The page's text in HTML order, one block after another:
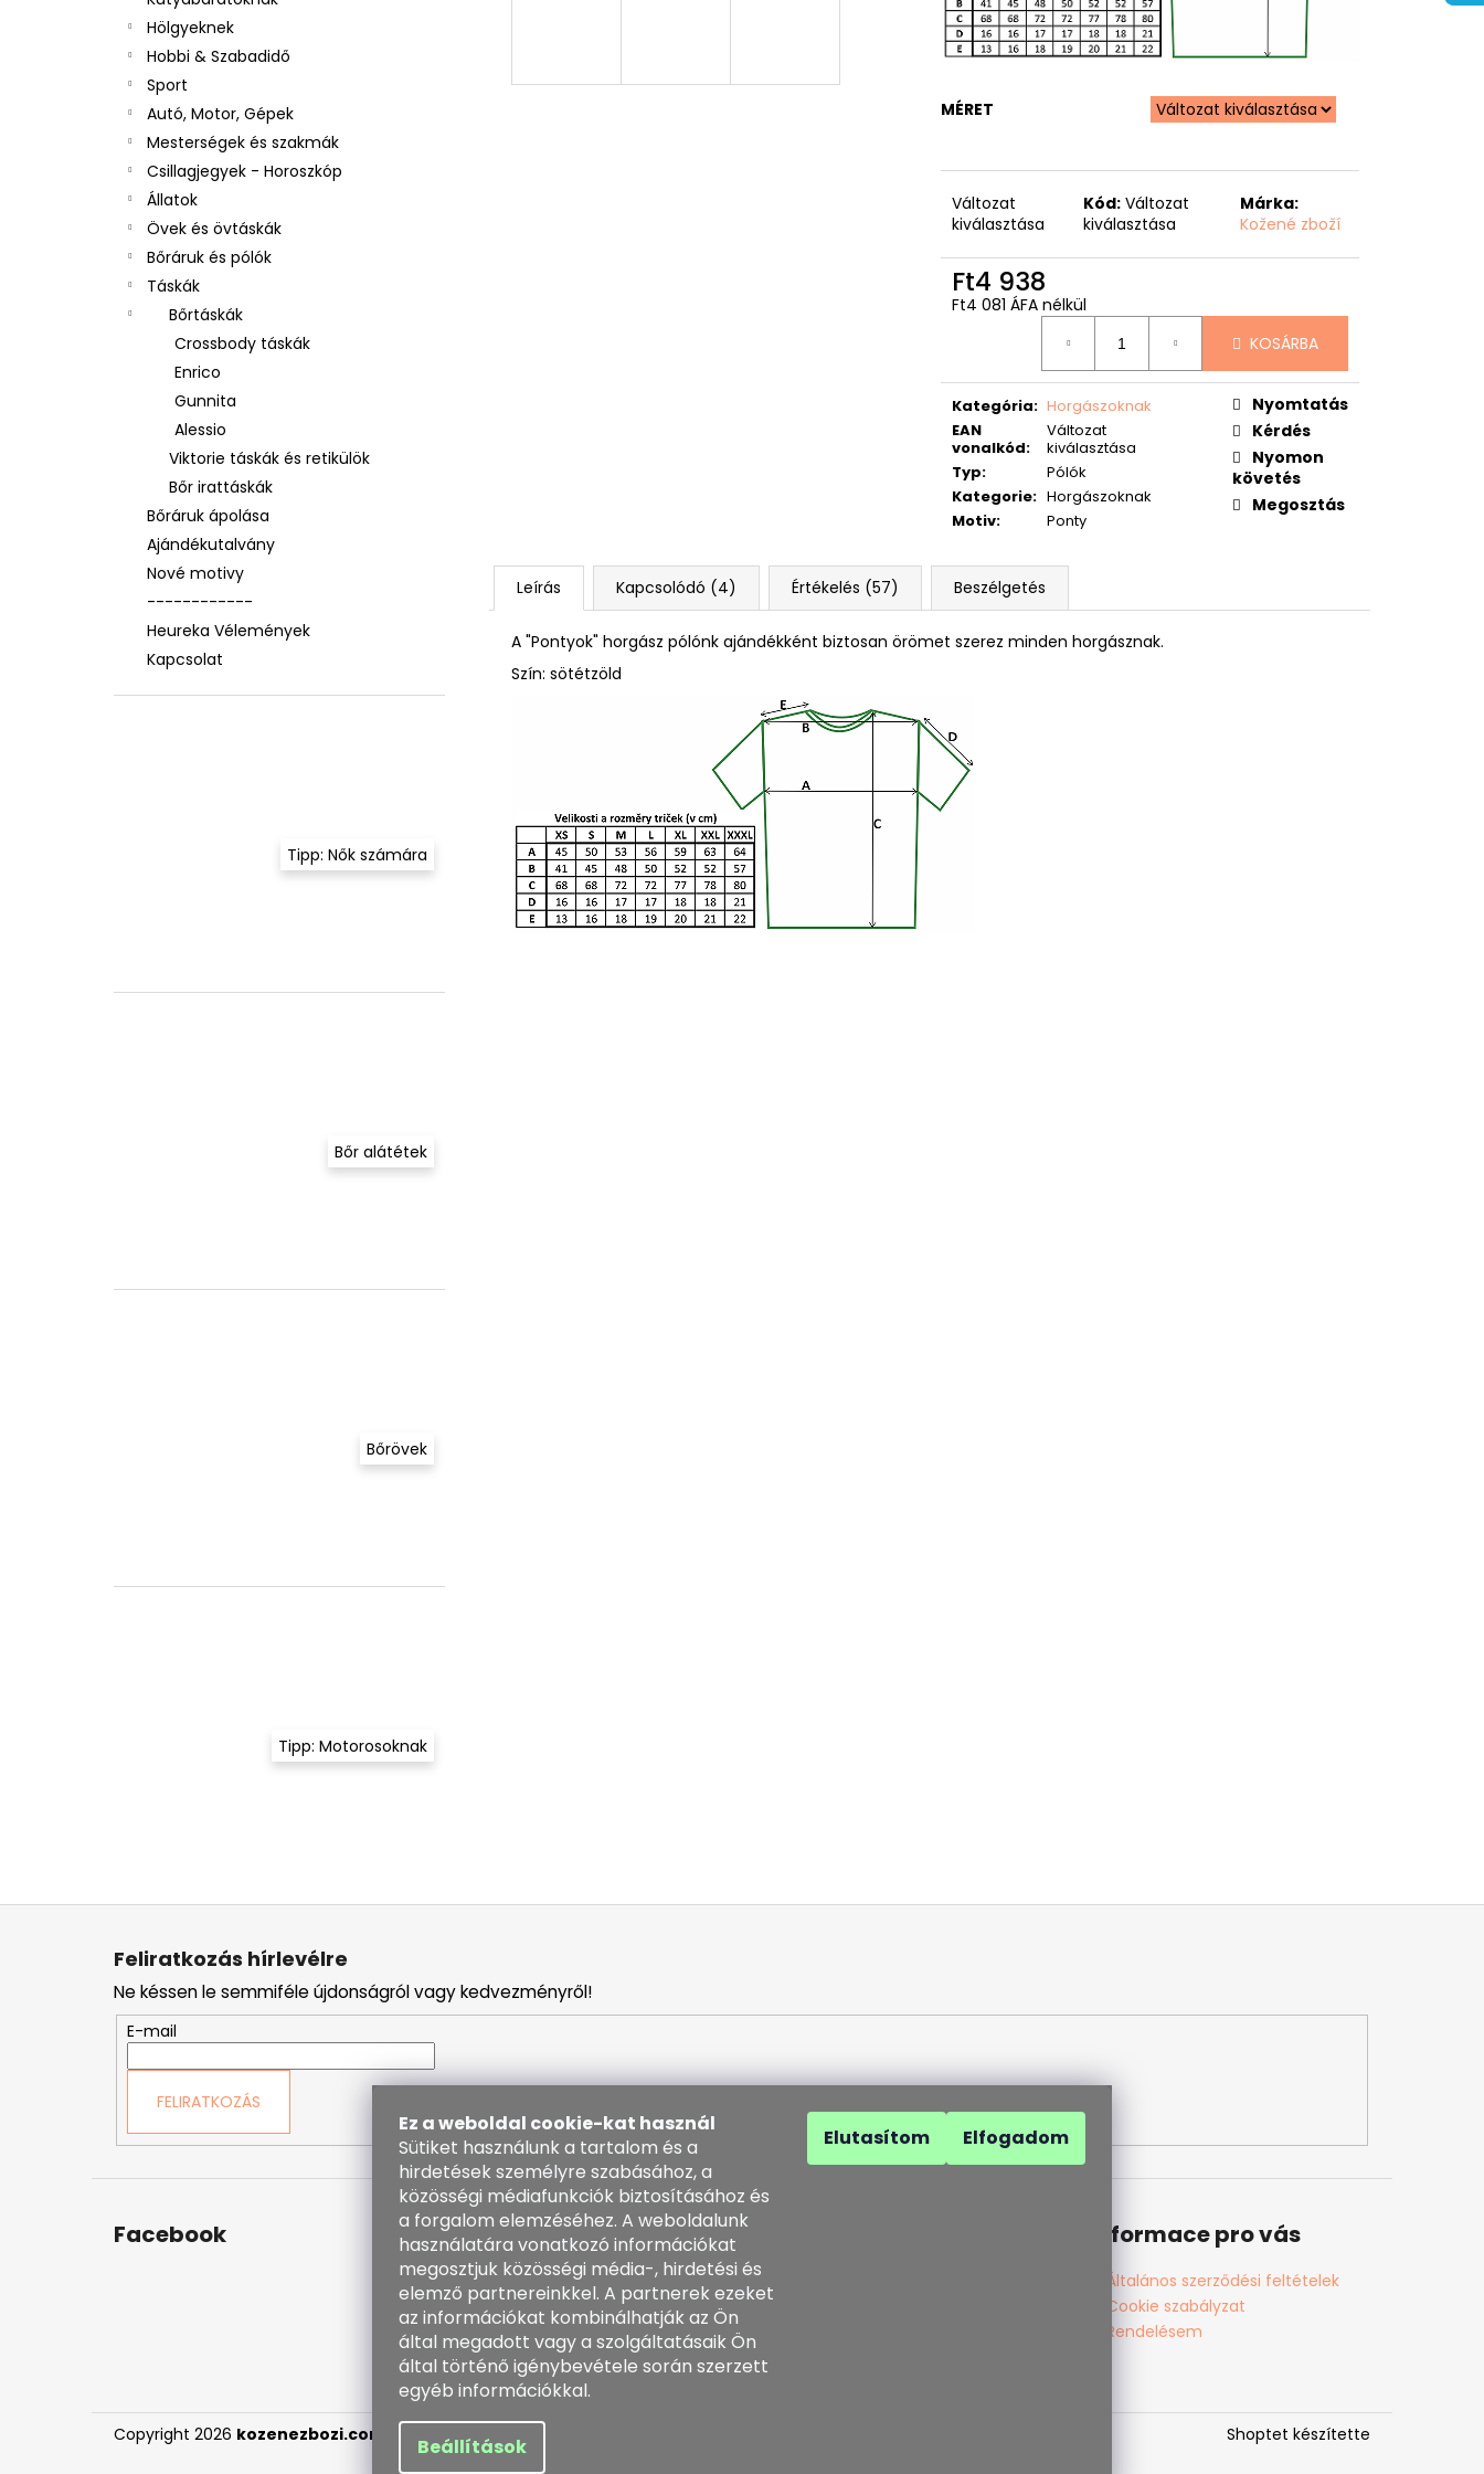
Ez a weboldal cookie-kat használ
Sütiket használunk a tartalom és a
hirdetések személyre szabásához, a
közösségi médiafunkciók biztosításához és
a forgalom elemzéséhez. A weboldalunk
használatára vonatkozó információkat
megosztjuk közösségi média-, hirdetési és
elemző partnereinkkel. A partnerek ezeket
az információkat kombinálhatják az Ön
által megadott vagy a szolgáltatásaik Ön
által történő igénybevétele során szerzett
egyéb információkkal.
Beállítások
Elutasítom Elfogadom
Hölgyeknek
Hobbi & Szabadidő
Sport
Autó, Motor, Gépek
Mesterségek és szakmák
Csillagjegyek - Horoszkóp
Állatok
Övek és övtáskák
Bőráruk és pólók
Táskák
Bőrtáskák
Crossbody táskák
Enrico
Gunnita
Alessio
Viktorie táskák és retikülök
Bőr irattáskák
Bőráruk ápolása
Ajándékutalvány
Nové motivy
------------
Heureka Vélemények
Kapcsolat
Tipp: Nők számára
Bőr alátétek
Bőrövek
Tipp: Motorosoknak
MÉRET
Változat
kiválasztása
Kód: Változat
kiválasztása
Márka:
Kožené zboží
Ft4 938
Ft4 081 ÁFA nélkül
KOSÁRBA
Kategória: Horgászoknak
EAN
vonalkód:
Változat
kiválasztása
Typ:
Pólók
Kategorie: Horgászoknak
Motiv: Ponty
Nyomtatás
Kérdés
Nyomon
követés
Megosztás
Leírás Kapcsolódó (4) Értékelés (57) Beszélgetés
A "Pontyok" horgász pólónk ajándékként biztosan örömet szerez minden horgásznak.
Szín: sötétzöld
Feliratkozás hírlevélre
Ne késsen le semmiféle újdonságról vagy kedvezményről!
E-mail
FELIRATKOZÁS
Facebook Kapcsolat
info @kozenezbozi.com
381281747, 603225633
603225633
https://www.facebook.com/koz
enezbozi/
Informace pro vás
Általános szerződési feltételek
Cookie szabályzat
Rendelésem
Shoptet készítette
Copyright 2026 kozenezbozi.com . Minden jog fenntartva.